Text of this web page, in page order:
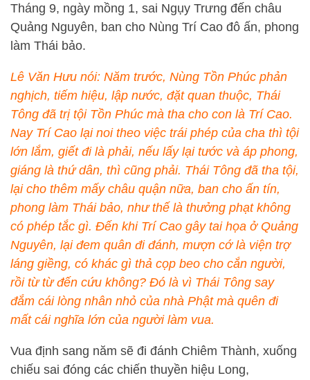
Tháng 9, ngày mồng 1, sai Ngụy Trưng đến châu
Quảng Nguyên, ban cho Nùng Trí Cao đô ấn, phong
làm Thái bảo.
Lê Văn Hưu nói: Năm trước, Nùng Tồn Phúc phản
nghịch, tiếm hiệu, lập nước, đặt quan thuộc, Thái
Tông đã trị tội Tồn Phúc mà tha cho con là Trí Cao.
Nay Trí Cao lại noi theo việc trái phép của cha thì tội
lớn lắm, giết đi là phải, nếu lấy lại tước và áp phong,
giáng là thứ dân, thì cũng phải. Thái Tông đã tha tội,
lại cho thêm mấy châu quận nữa, ban cho ấn tín,
phong làm Thái bảo, như thế là thưởng phạt không
có phép tắc gì. Đến khi Trí Cao gây tai họa ở Quảng
Nguyên, lại đem quân đi đánh, mượn cớ là viện trợ
láng giềng, có khác gì thả cọp beo cho cắn người,
rồi từ từ đến cứu không? Đó là vì Thái Tông say
đắm cái lòng nhân nhỏ của nhà Phật mà quên đi
mất cái nghĩa lớn của người làm vua.
Vua định sang năm sẽ đi đánh Chiêm Thành, xuống
chiếu sai đóng các chiến thuyền hiệu Long,